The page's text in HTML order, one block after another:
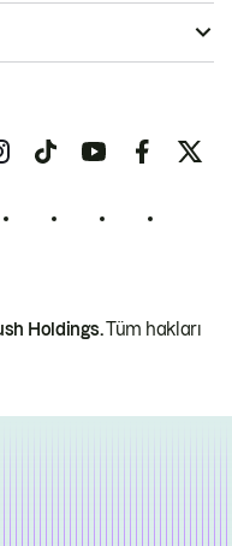
Holdings.Tüm hakları